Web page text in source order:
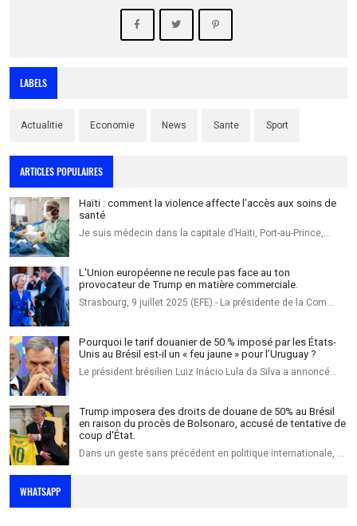
LABELS
Actualitie Economie News Sante Sport
ARTICLES POPULAIRES
Haïti : comment la violence affecte l’accès aux soins de
santé
Je suis médecin dans la capitale d’Haïti, Port-au-Prince,…
L'Union européenne ne recule pas face au ton
provocateur de Trump en matière commerciale.
Strasbourg, 9 juillet 2025 (EFE).- La présidente de la Com…
Pourquoi le tarif douanier de 50 % imposé par les États-
Unis au Brésil est-il un « feu jaune » pour l’Uruguay ?
Le président brésilien Luiz Inácio Lula da Silva a annoncé…
Trump imposera des droits de douane de 50% au Brésil
en raison du procès de Bolsonaro, accusé de tentative de
coup d'État.
Dans un geste sans précédent en politique internationale, …
WHATSAPP